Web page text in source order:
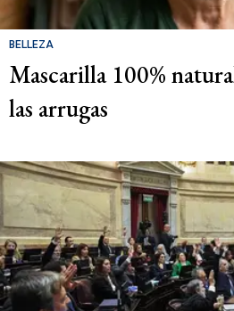
BELLEZA
Mascarilla 100%
las arrugas